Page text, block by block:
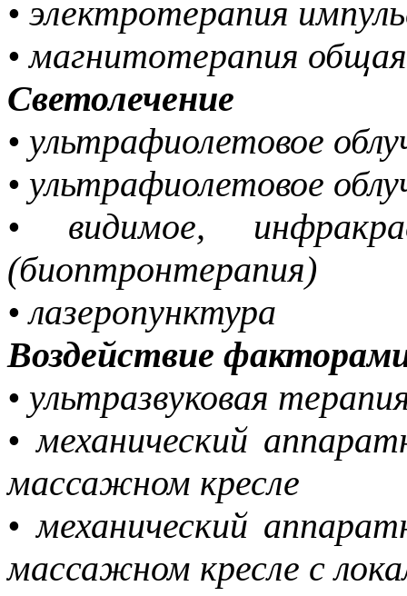
• электротерапия
• магнитотерапия
Светолечение
• ультрафиолетовое
• ультрафиолетовое
• видимое,
(биоптронтерапия)
• лазеропунктура
Воздействие
• ультразвуковая
• механический
массажном кресле
• механический
массажном кресле с